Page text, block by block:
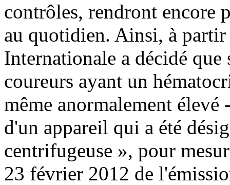
contrôles, rendront encore
au quotidien. Ainsi, à
Internationale a décidé
coureurs ayant un
même anormalement élevé
d'un appareil qui a été
centrifugeuse », pour
23 février 2012 de